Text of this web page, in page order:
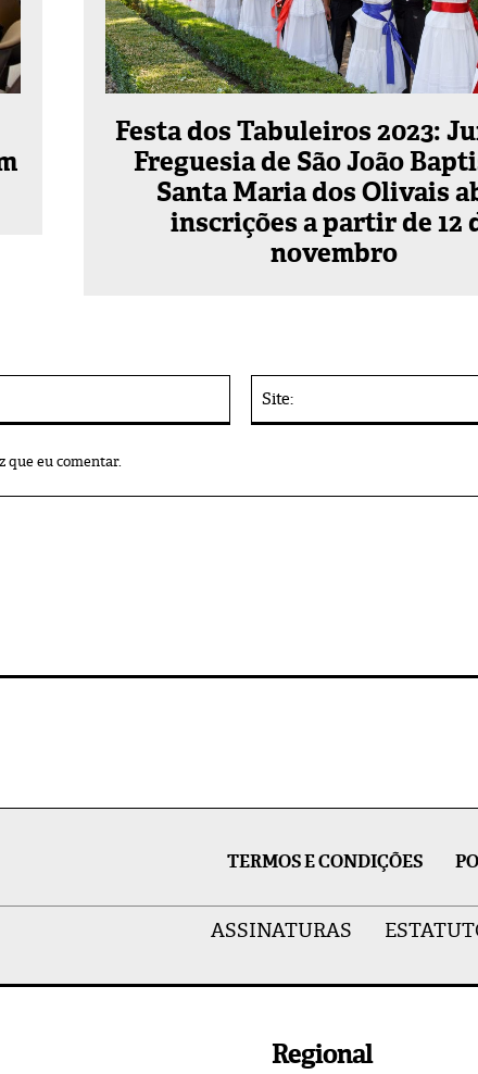
Festa dos Tabuleiros 2023:
Freguesia de São João
Santa Maria dos Olivais
inscrições a partir de 12
novembro
mail:*
que eu comentar.
TERMOS E CONDIÇÕES
ASSINATURAS
Regional